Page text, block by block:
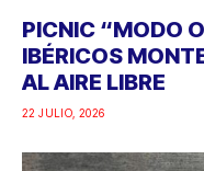
PICNIC “MODO
IBÉRICOS
AL AIRE LIBRE
22 JULIO, 2026